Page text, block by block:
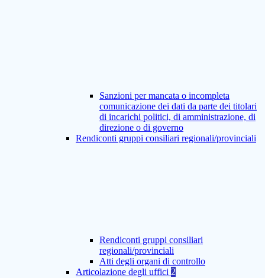
Sanzioni per mancata o incompleta
comunicazione dei dati da parte dei titolari
di incarichi politici, di amministrazione, di
direzione o di governo
Rendiconti gruppi consiliari regionali/provinciali
Rendiconti gruppi consiliari
regionali/provinciali
Atti degli organi di controllo
Articolazione degli uffici 2